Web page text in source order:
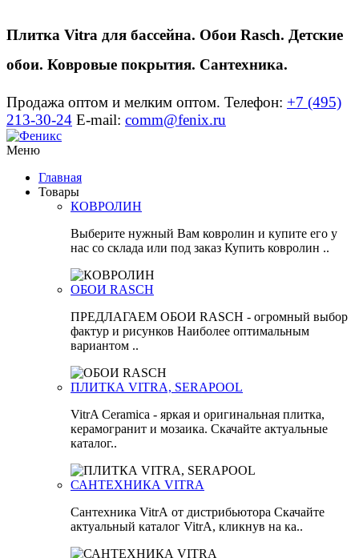
Плитка Vitra для бассейна. Обои Rasch. Детские
обои. Ковровые покрытия. Сантехника.
Продажа оптом и мелким оптом. Телефон: +7 (495)
213-30-24 E-mail: comm@fenix.ru
Меню
Главная
Товары
КОВРОЛИН
Выберите нужный Вам ковролин и купите его у
нас со склада или под заказ Купить ковролин ..
ОБОИ RASCH
ПРЕДЛАГАЕМ ОБОИ RASCH - огромный выбор
фактур и рисунков Наиболее оптимальным
вариантом ..
ПЛИТКА VITRA, SERAPOOL
VitrA Ceramica - яркая и оригинальная плитка,
керамогранит и мозаика. Скачайте актуальные
каталог..
САНТЕХНИКА VITRA
Сантехника VitrA от дистрибьютора Скачайте
актуальный каталог VitrA, кликнув на ка..